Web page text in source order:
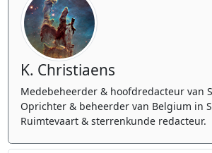
K. Christiaens
Medebeheerder & hoofdredacteur van
Oprichter & beheerder van Belgium in
Ruimtevaart & sterrenkunde redacteur.